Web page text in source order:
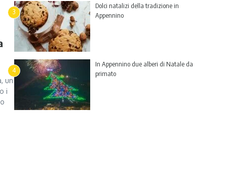
un
i
3
Dolci natalizi della tradizione in
Appennino
4
In Appennino due alberi di Natale da
primato